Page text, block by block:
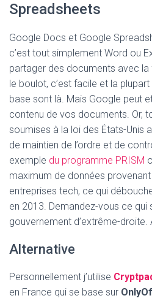
Spreadsheets
Google Docs et Google
c’est tout simplement Word ou
partager des documents avec
le boulot, c’est facile et la
base sont là. Mais Google peut
contenu de vos documents. Or,
soumises à la loi des États-Unis
de maintien de l’ordre et de
exemple du programme PRISM
maximum de données
entreprises tech, ce qui
en 2013. Demandez-vous ce qui
gouvernement d’extrême-droite.
Alternative
Personnellement j’utilise
en France qui se base sur